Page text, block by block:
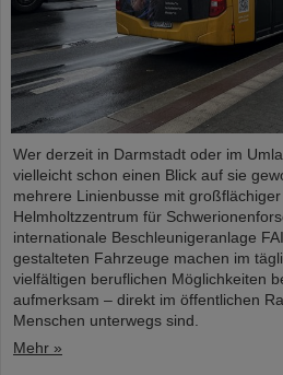
Wer derzeit in Darmstadt oder im
vielleicht schon einen Blick auf sie
mehrere Linienbusse mit
Helmholtzzentrum für
internationale Beschleunigeranlage
gestalteten Fahrzeuge machen im
vielfältigen beruflichen Möglichkeiten
aufmerksam – direkt im öffentlichen
Menschen unterwegs sind.
Mehr »